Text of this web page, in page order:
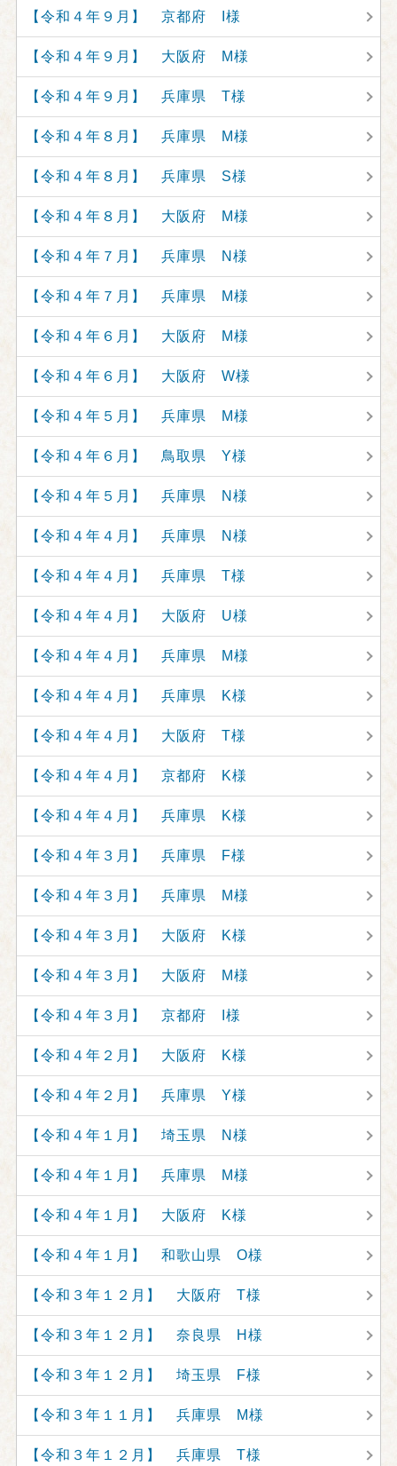
【令和４年９月】 京都府 I様
【令和４年９月】 大阪府 M様
【令和４年９月】 兵庫県 T様
【令和４年８月】 兵庫県 M様
【令和４年８月】 兵庫県 S様
【令和４年８月】 大阪府 M様
【令和４年７月】 兵庫県 N様
【令和４年７月】 兵庫県 M様
【令和４年６月】 大阪府 M様
【令和４年６月】 大阪府 W様
【令和４年５月】 兵庫県 M様
【令和４年６月】 鳥取県 Y様
【令和４年５月】 兵庫県 N様
【令和４年４月】 兵庫県 N様
【令和４年４月】 兵庫県 T様
【令和４年４月】 大阪府 U様
【令和４年４月】 兵庫県 M様
【令和４年４月】 兵庫県 K様
【令和４年４月】 大阪府 T様
【令和４年４月】 京都府 K様
【令和４年４月】 兵庫県 K様
【令和４年３月】 兵庫県 F様
【令和４年３月】 兵庫県 M様
【令和４年３月】 大阪府 K様
【令和４年３月】 大阪府 M様
【令和４年３月】 京都府 I様
【令和４年２月】 大阪府 K様
【令和４年２月】 兵庫県 Y様
【令和４年１月】 埼玉県 N様
【令和４年１月】 兵庫県 M様
【令和４年１月】 大阪府 K様
【令和４年１月】 和歌山県 O様
【令和３年１２月】 大阪府 T様
【令和３年１２月】 奈良県 H様
【令和３年１２月】 埼玉県 F様
【令和３年１１月】 兵庫県 M様
【令和３年１２月】 兵庫県 T様